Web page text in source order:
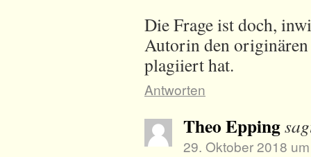
Die Frage ist doch,
Autorin den
plagiiert hat.
Antworten
Theo Epping
29. Oktober 2018